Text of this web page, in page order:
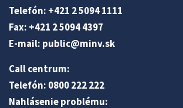
Telefón: +421 2 5094 1111
Fax: +421 2 5094 4397
E-mail: public@minv.sk
Call centrum:
Telefón: 0800 222 222
Nahlásenie problému: